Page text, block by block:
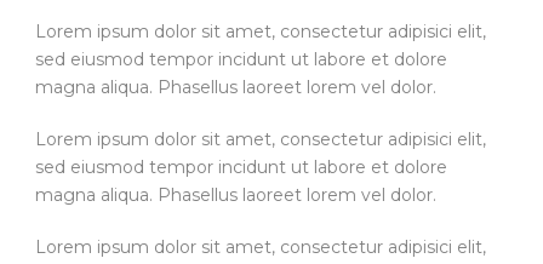
Lorem ipsum dolor sit amet, consectetur adipisici elit,
sed eiusmod tempor incidunt ut labore et dolore
magna aliqua. Phasellus laoreet lorem vel dolor.
Lorem ipsum dolor sit amet, consectetur adipisici elit,
sed eiusmod tempor incidunt ut labore et dolore
magna aliqua. Phasellus laoreet lorem vel dolor.
Lorem ipsum dolor sit amet, consectetur adipisici elit,